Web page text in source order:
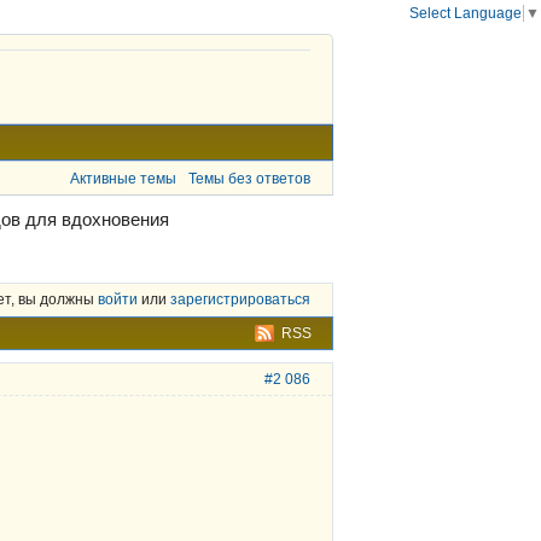
Активные темы Темы без ответов
для вдохновения
вы должны войти или зарегистрироваться
RSS
#2 086
Select Language ▼